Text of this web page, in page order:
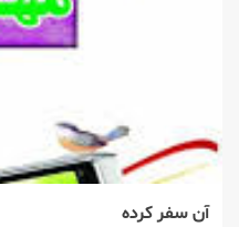
آن سفر کرده